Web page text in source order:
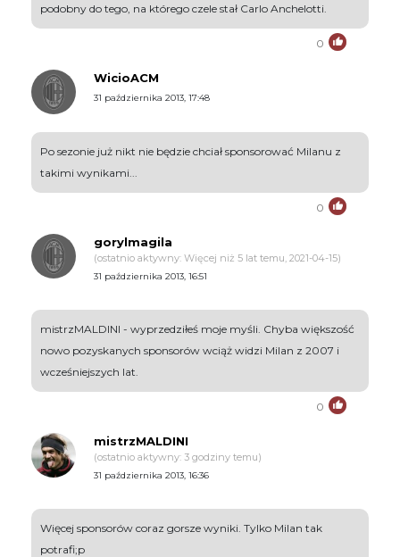
podobny do tego, na którego czele stał Carlo Anchelotti.
0
WicioACM
31 października 2013, 17:48
Po sezonie już nikt nie będzie chciał sponsorować Milanu z
takimi wynikami...
0
gorylmagila
(ostatnio aktywny: Więcej niż 5 lat temu, 2021-04-15)
31 października 2013, 16:51
mistrzMALDINI - wyprzedziłeś moje myśli. Chyba większość
nowo pozyskanych sponsorów wciąż widzi Milan z 2007 i
wcześniejszych lat.
0
mistrzMALDINI
(ostatnio aktywny: 3 godziny temu)
31 października 2013, 16:36
Więcej sponsorów coraz gorsze wyniki. Tylko Milan tak
potrafi;p